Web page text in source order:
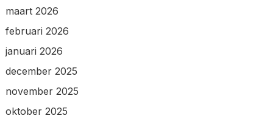
maart 2026
februari 2026
januari 2026
december 2025
november 2025
oktober 2025